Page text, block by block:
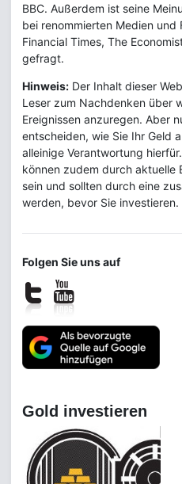
BBC. Außerdem ist seine
bei renommierten Medien
Financial Times, The
gefragt.
Hinweis: Der Inhalt dieser
Leser zum Nachdenken über
Ereignissen anzuregen. Aber
entscheiden, wie Sie Ihr Geld
alleinige Verantwortung
können zudem durch aktuelle
sein und sollten durch eine
werden, bevor Sie investieren.
Folgen Sie uns auf
Gold investieren